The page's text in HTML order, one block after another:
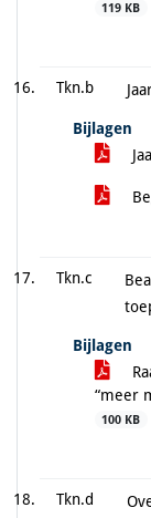
119 KB
Tkn.b
Bijlagen
Tkn.c
Bijlagen
“meer
100 KB
Tkn.d